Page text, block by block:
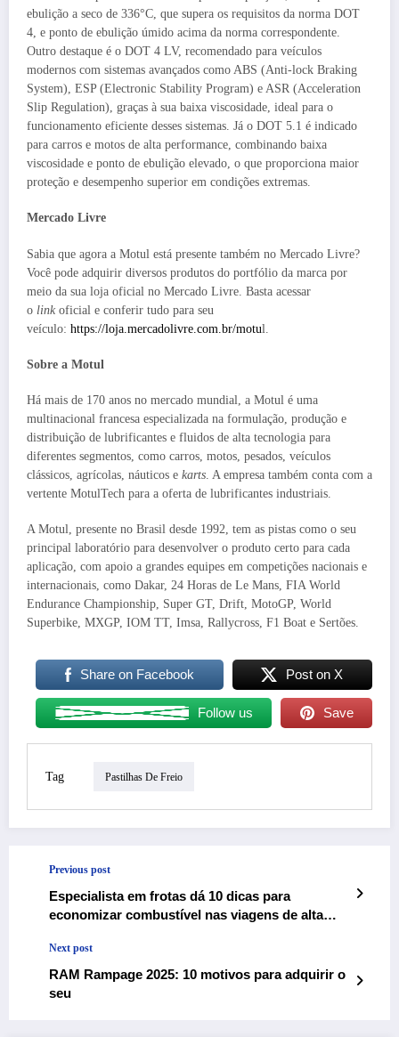
ebulição a seco de 336°C, que supera os requisitos da norma DOT
4, e ponto de ebulição úmido acima da norma correspondente.
Outro destaque é o DOT 4 LV, recomendado para veículos
modernos com sistemas avançados como ABS (Anti-lock Braking
System), ESP (Electronic Stability Program) e ASR (Acceleration
Slip Regulation), graças à sua baixa viscosidade, ideal para o
funcionamento eficiente desses sistemas. Já o DOT 5.1 é indicado
para carros e motos de alta performance, combinando baixa
viscosidade e ponto de ebulição elevado, o que proporciona maior
proteção e desempenho superior em condições extremas.
Mercado Livre
Sabia que agora a Motul está presente também no Mercado Livre?
Você pode adquirir diversos produtos do portfólio da marca por
meio da sua loja oficial no Mercado Livre. Basta acessar
o linkoficial e conferir tudo para seu
veículo: https://loja.mercadolivre.com.br/motul.
Sobre a Motul
Há mais de 170 anos no mercado mundial, a Motul é uma
multinacional francesa especializada na formulação, produção e
distribuição de lubrificantes e fluidos de alta tecnologia para
diferentes segmentos, como carros, motos, pesados, veículos
clássicos, agrícolas, náuticos e karts . A empresa também conta com a
vertente MotulTech para a oferta de lubrificantes industriais.
A Motul, presente no Brasil desde 1992, tem as pistas como o seu
principal laboratório para desenvolver o produto certo para cada
aplicação, com apoio a grandes equipes em competições nacionais e
internacionais, como Dakar, 24 Horas de Le Mans, FIA World
Endurance Championship, Super GT, Drift, MotoGP, World
Superbike, MXGP, IOM TT, Imsa, Rallycross, F1 Boat e Sertões.
Share on Facebook Post on X
Follow us Save
Tag Pastilhas De Freio
Previous post
Especialista em frotas dá 10 dicas para
economizar combustível nas viagens de alta
Next post
RAM Rampage 2025: 10 motivos para adquirir o
seu